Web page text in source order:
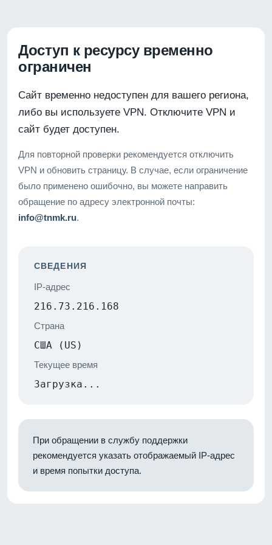
Доступ к ресурсу временно
ограничен
Сайт временно недоступен для вашего региона,
либо вы используете VPN. Отключите VPN и
сайт будет доступен.
Для повторной проверки рекомендуется отключить
VPN и обновить страницу. В случае, если ограничение
было применено ошибочно, вы можете направить
обращение по адресу электронной почты:
info@tnmk.ru.
СВЕДЕНИЯ
IP-адрес
216.73.216.168
Страна
США (US)
Текущее время
Загрузка...
При обращении в службу поддержки
рекомендуется указать отображаемый IP-адрес
и время попытки доступа.